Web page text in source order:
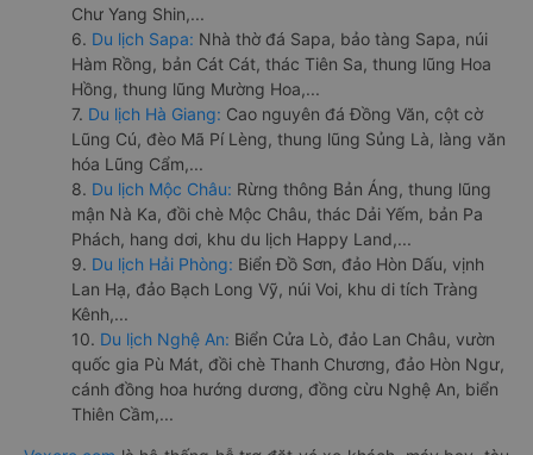
Chư Yang Shin,...
6. Du lịch Sapa: Nhà thờ đá Sapa, bảo tàng Sapa, núi
Hàm Rồng, bản Cát Cát, thác Tiên Sa, thung lũng Hoa
Hồng, thung lũng Mường Hoa,...
7. Du lịch Hà Giang: Cao nguyên đá Đồng Văn, cột cờ
Lũng Cú, đèo Mã Pí Lèng, thung lũng Sủng Là, làng văn
hóa Lũng Cẩm,...
8. Du lịch Mộc Châu: Rừng thông Bản Áng, thung lũng
mận Nà Ka, đồi chè Mộc Châu, thác Dải Yếm, bản Pa
Phách, hang dơi, khu du lịch Happy Land,...
9. Du lịch Hải Phòng: Biển Đồ Sơn, đảo Hòn Dấu, vịnh
Lan Hạ, đảo Bạch Long Vỹ, núi Voi, khu di tích Tràng
Kênh,...
10. Du lịch Nghệ An: Biển Cửa Lò, đảo Lan Châu, vườn
quốc gia Pù Mát, đồi chè Thanh Chương, đảo Hòn Ngư,
cánh đồng hoa hướng dương, đồng cừu Nghệ An, biển
Thiên Cầm,...